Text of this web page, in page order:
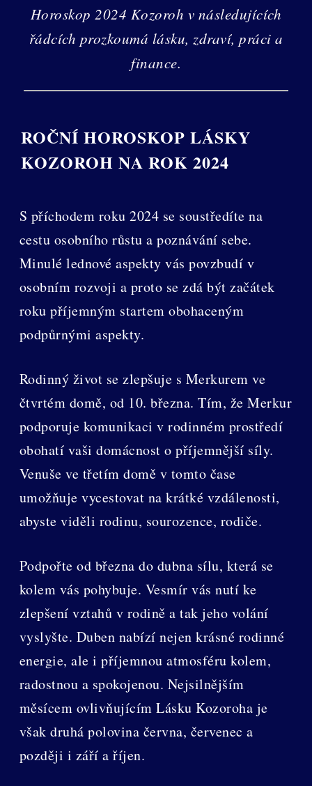
Horoskop 2024 Kozoroh v následujících
řádcích prozkoumá lásku, zdraví, práci a
finance.
ROČNÍ HOROSKOP LÁSKY
KOZOROH NA ROK 2024
S příchodem roku 2024 se soustředíte na
cestu osobního růstu a poznávání sebe.
Minulé lednové aspekty vás povzbudí v
osobním rozvoji a proto se zdá být začátek
roku příjemným startem obohaceným
podpůrnými aspekty.
Rodinný život se zlepšuje s Merkurem ve
čtvrtém domě, od 10. března. Tím, že Merkur
podporuje komunikaci v rodinném prostředí
obohatí vaši domácnost o příjemnější síly.
Venuše ve třetím domě v tomto čase
umožňuje vycestovat na krátké vzdálenosti,
abyste viděli rodinu, sourozence, rodiče.
Podpořte od března do dubna sílu, která se
kolem vás pohybuje. Vesmír vás nutí ke
zlepšení vztahů v rodině a tak jeho volání
vyslyšte. Duben nabízí nejen krásné rodinné
energie, ale i příjemnou atmosféru kolem,
radostnou a spokojenou. Nejsilnějším
měsícem ovlivňujícím Lásku Kozoroha je
však druhá polovina června, červenec a
později i září a říjen.